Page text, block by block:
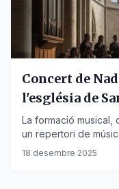
Concert de
l'església de
La formació musical,
un repertori de
al piano de Pol
18 desembre 2025